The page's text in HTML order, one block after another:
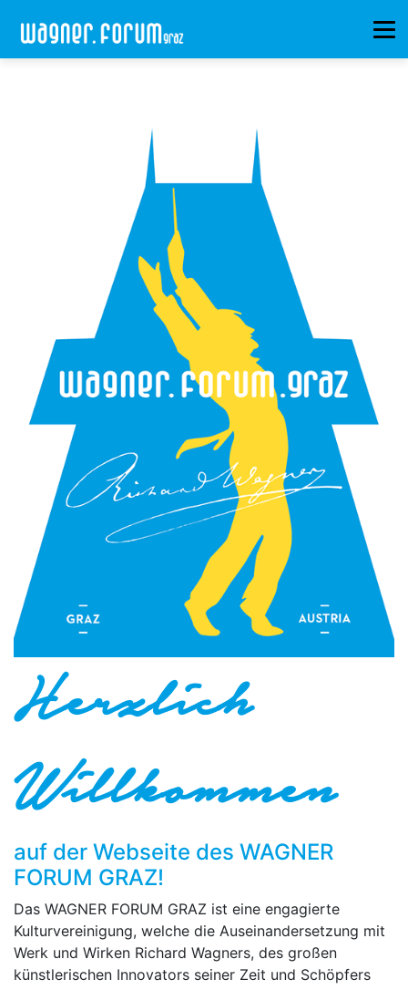
Herzlich
Willkommen
auf der Webseite des WAGNER
FORUM GRAZ!
Das WAGNER FORUM GRAZ ist eine engagierte
Kulturvereinigung, welche die Auseinandersetzung mit
Werk und Wirken Richard Wagners, des großen
künstlerischen Innovators seiner Zeit und Schöpfers